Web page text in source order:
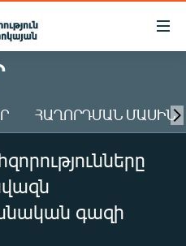
ՀԱՂՈՐԴՄԱՆ ՄԱՍԻՆ
գազի